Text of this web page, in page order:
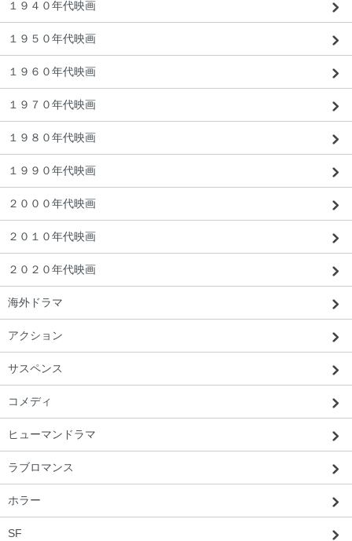
東京都 R・K様 「映画で見ていたものそ
っくり。本当に嬉しいです。」
１９４０年代映画
１９５０年代映画
１９６０年代映画
１９７０年代映画
１９８０年代映画
１９９０年代映画
２０００年代映画
２０１０年代映画
２０２０年代映画
海外ドラマ
アクション
サスペンス
コメディ
ヒューマンドラマ
ラブロマンス
ホラー
SF